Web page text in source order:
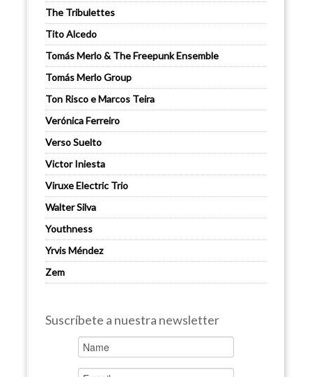
The Tribulettes
Tito Alcedo
Tomás Merlo & The Freepunk Ensemble
Tomás Merlo Group
Ton Risco e Marcos Teira
Verónica Ferreiro
Verso Suelto
Victor Iniesta
Viruxe Electric Trio
Walter Silva
Youthness
Yrvis Méndez
Zem
Suscríbete a nuestra newsletter